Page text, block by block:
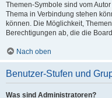
Themen-Symbole sind vom
Thema in Verbindung stehen
können. Die Möglichkeit,
Berechtigungen ab, die die
Nach oben
Benutzer-Stufen und
Was sind Administratoren?